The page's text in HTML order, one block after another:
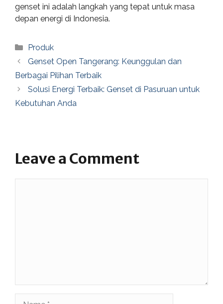
genset ini adalah langkah yang tepat untuk masa
depan energi di Indonesia.
Categories
Produk
Genset Open Tangerang: Keunggulan dan
Berbagai Pilihan Terbaik
Solusi Energi Terbaik: Genset di Pasuruan untuk
Kebutuhan Anda
Leave a Comment